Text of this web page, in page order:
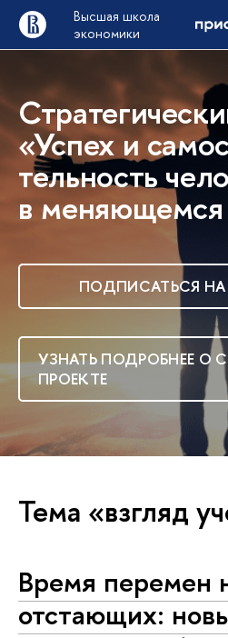
Высшая школа
экономики
«Успех и
тельность
в
ПОДПИСАТЬСЯ
УЗНАТЬ ПОДРОБНЕЕ О
ПРОЕКТЕ
Тема «взгляд
Время перемен
отстающих: